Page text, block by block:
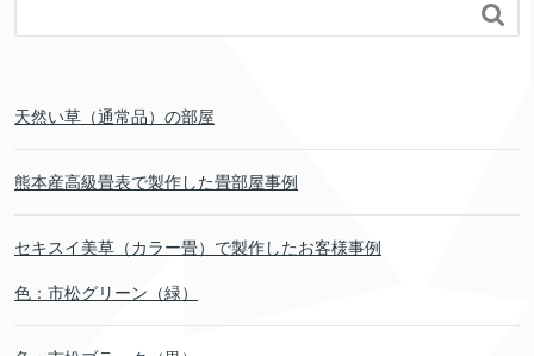

天然い草（通常品）の部屋
熊本産高級畳表で製作した畳部屋事例
セキスイ美草（カラー畳）で製作したお客様事例
色：市松グリーン（緑）